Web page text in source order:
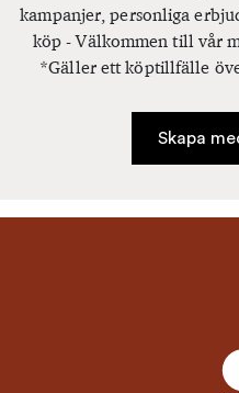
kampanjer, personliga
köp - Välkommen till vår
*Gäller ett köptillfälle
Skapa